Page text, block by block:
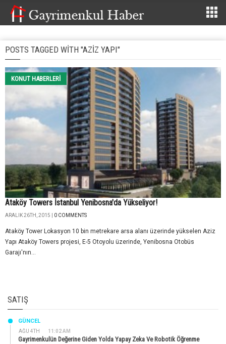
POSTS TAGGED WITH "AZIZ YAPI"
KONUT HABERLERI
Ataköy Towers İstanbul Yenibosna'da Yükseliyor!
ARALIK 26TH, 2015 | 0 COMMENTS
Ataköy Tower Lokasyon 10 bin metrekare arsa alanı üzerinde yükselen Aziz
Yapı Ataköy Towers projesi, E-5 Otoyolu üzerinde, Yenibosna Otobüs
Garajı'nın...
SATIŞ
AĞU 4TH 11:02 AM
GÜNCEL
Gayrimenkulün Değerine Giden Yolda Yapay Zeka Ve Robotik Öğrenme